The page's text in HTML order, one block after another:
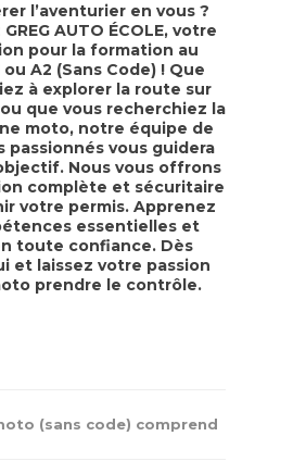
l’aventurier en vous ?
AUTO ÉCOLE, votre
pour la formation au
ou A2 (Sans Code) ! Que
à explorer la route sur
que vous recherchiez la
moto, notre équipe de
passionnés vous guidera
Nous vous offrons
complète et sécuritaire
votre permis. Apprenez
essentielles et
toute confiance. Dès
et laissez votre passion
prendre le contrôle.
(sans code) comprend